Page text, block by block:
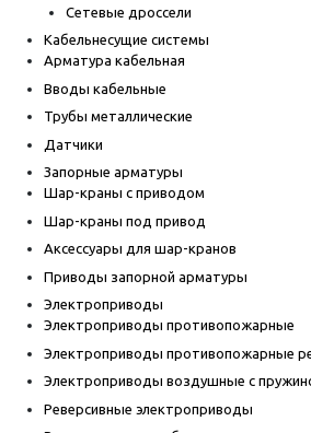
Сетевые дроссели
Кабельнесущие системы
Арматура кабельная
Вводы кабельные
Трубы металлические
Датчики
Запорные арматуры
Шар-краны с приводом
Шар-краны под привод
Аксессуары для шар-кранов
Приводы запорной арматуры
Электроприводы
Электроприводы противопожарные
Электроприводы противопожарные
Электроприводы воздушные с
Реверсивные электроприводы